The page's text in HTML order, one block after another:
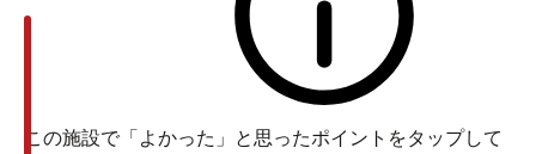
この施設で「よかった」と思ったポイントをタップして